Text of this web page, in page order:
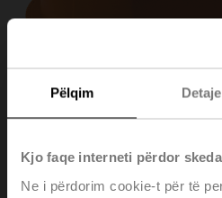
Pëlqim Detaje
Kjo faqe interneti përdor
Ne i përdorim cookie-t për të